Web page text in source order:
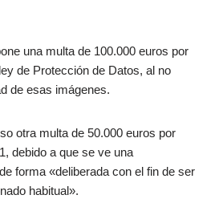
una multa de 100.000 euros por
de Protección de Datos, al no
de esas imágenes.
otra multa de 50.000 euros por
debido a que se ve una
forma «deliberada con el fin de ser
habitual».